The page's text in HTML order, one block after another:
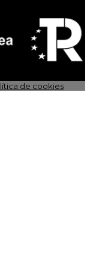
de cookies